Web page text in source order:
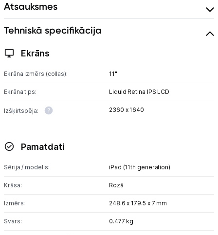
Atsauksmes
Tehniskā specifikācija
Ekrāns
Ekrāna izmērs (collas): 11"
Ekrāna tips: Liquid Retina IPS LCD
Izšķirtspēja: 2360 x 1640
Pamatdati
Sērija / modelis: iPad (11th generation)
Krāsa: Rozā
Izmērs: 248.6 x 179.5 x 7 mm
Svars: 0.477 kg